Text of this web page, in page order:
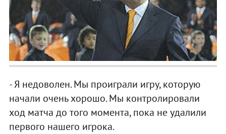
- Я недоволен. Мы проиграли игру, которую
начали очень хорошо. Мы контролировали
ход матча до того момента, пока не удалили
первого нашего игрока.